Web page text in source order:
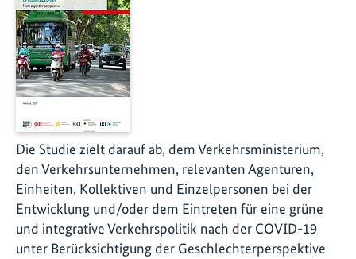
Die Studie zielt darauf ab, dem Verkehrsministerium,
den Verkehrsunternehmen, relevanten Agenturen,
Einheiten, Kollektiven und Einzelpersonen bei der
Entwicklung und/oder dem Eintreten für eine grüne
und integrative Verkehrspolitik nach der COVID-19
unter Berücksichtigung der Geschlechterperspektive